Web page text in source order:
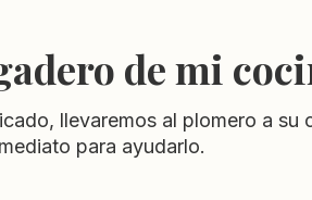
de mi
llevaremos al plomero a su
para ayudarlo.